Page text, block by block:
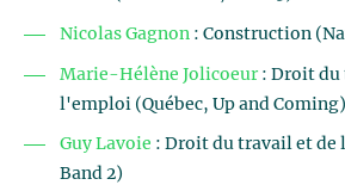
Nicolas Gagnon : Construction
Marie-Hélène Jolicoeur: Droit du
l'emploi (Québec, Up and Coming)
Guy Lavoie : Droit du travail et de
Band 2)